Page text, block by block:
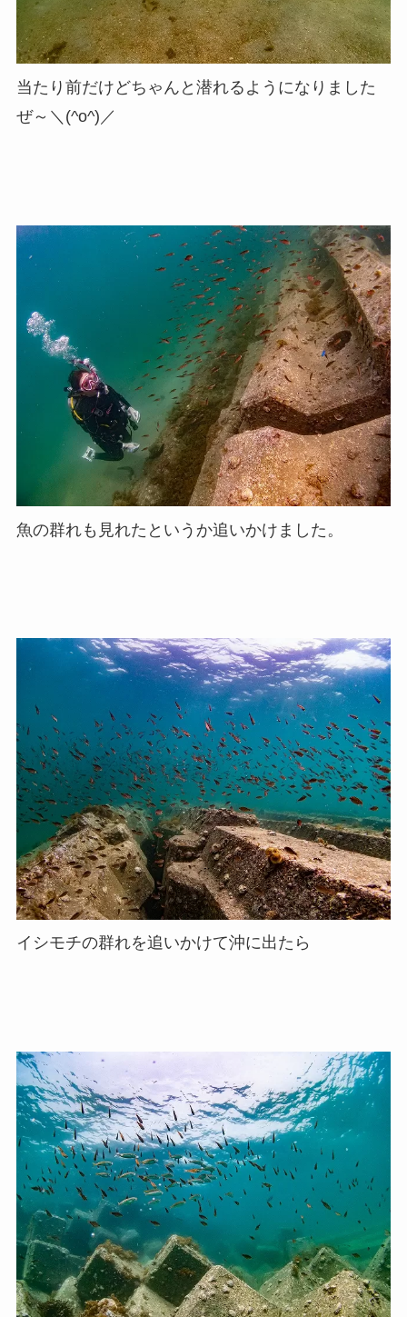
当たり前だけどちゃんと潜れるようになりました
ぜ～＼(^o^)／
魚の群れも見れたというか追いかけました。
イシモチの群れを追いかけて沖に出たら